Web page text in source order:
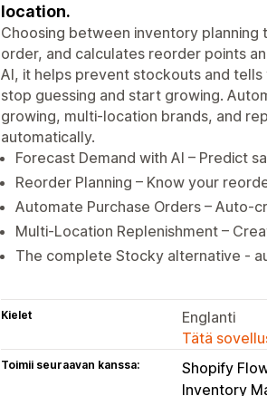
location.
Choosing between inventory
order, and calculates reorder points
AI, it helps prevent stockouts and
stop guessing and start growing.
growing, multi-location brands, and
automatically.
Forecast Demand with AI – Predict
Reorder Planning – Know your
Automate Purchase Orders – Auto-
Multi-Location Replenishment –
The complete Stocky alternative -
Kielet
Englanti
Tätä
Toimii seuraavan kanssa: Shopify
Inventory